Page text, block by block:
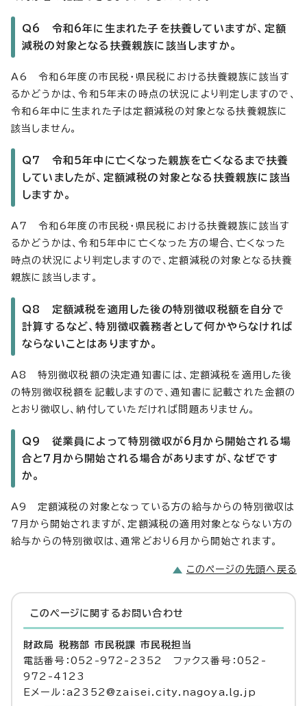
Q6 令和6年に生まれた子を扶養していますが、定額
減税の対象となる扶養親族に該当しますか。
A6 令和6年度の市民税・県民税における扶養親族に該当す
るかどうかは、令和5年末の時点の状況により判定しますので、
令和6年中に生まれた子は定額減税の対象となる扶養親族に
該当しません。
Q7 令和5年中に亡くなった親族を亡くなるまで扶養
していましたが、定額減税の対象となる扶養親族に該当
しますか。
A7 令和6年度の市民税・県民税における扶養親族に該当す
るかどうかは、令和5年中に亡くなった方の場合、亡くなった
時点の状況により判定しますので、定額減税の対象となる扶養
親族に該当します。
Q8 定額減税を適用した後の特別徴収税額を自分で
計算するなど、特別徴収義務者として何かやらなければ
ならないことはありますか。
A8 特別徴収税額の決定通知書には、定額減税を適用した後
の特別徴収税額を記載しますので、通知書に記載された金額の
とおり徴収し、納付していただければ問題ありません。
Q9 従業員によって特別徴収が6月から開始される場
合と7月から開始される場合がありますが、なぜです
か。
A9 定額減税の対象となっている方の給与からの特別徴収は
7月から開始されますが、定額減税の適用対象とならない方の
給与からの特別徴収は、通常どおり6月から開始されます。
このページの先頭へ戻る
このページに関する お問い合わせ
財政局 税務部 市民税課 市民税担当
電話番号：052-972-2352 ファクス番号：052-
972-4123
Eメール：a2352@zaisei.city.nagoya.lg.jp